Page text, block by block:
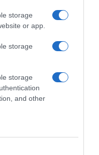
storage
or app.
storage
storage
and other